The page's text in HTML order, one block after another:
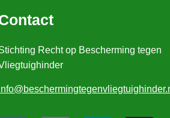
Recht op Bescherming tegen